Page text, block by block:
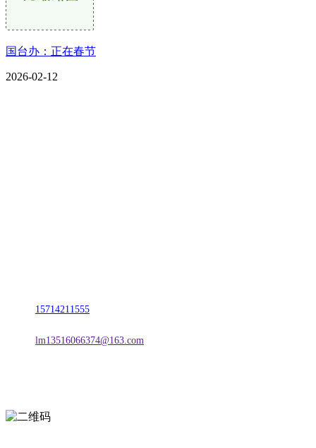
国台办：正在春节
2026-02-12
15714211555
lm13516066374@163.com